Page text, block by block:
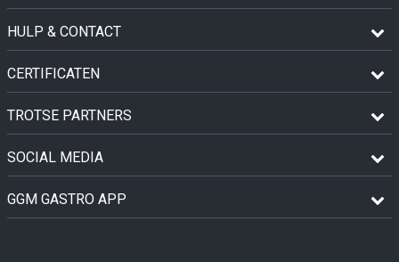
HULP & CONTACT
CERTIFICATEN
TROTSE PARTNERS
SOCIAL MEDIA
GGM GASTRO APP